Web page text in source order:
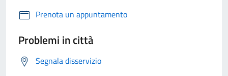
Prenota un appuntamento
Problemi in città
Segnala disservizio